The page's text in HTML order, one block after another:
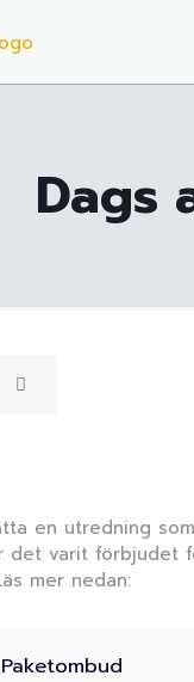
Dags
en utredning
det varit förbjudet
mer nedan: